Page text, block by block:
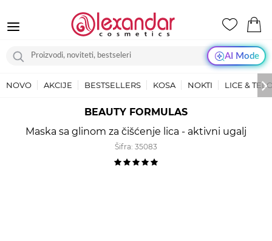
AI Mode
NOVO AKCIJE BESTSELLERS KOSA NOKTI LICE &
BEAUTY FORMULAS
Maska sa glinom za čišćenje lica - aktivni ugalj
Šifra: 35083